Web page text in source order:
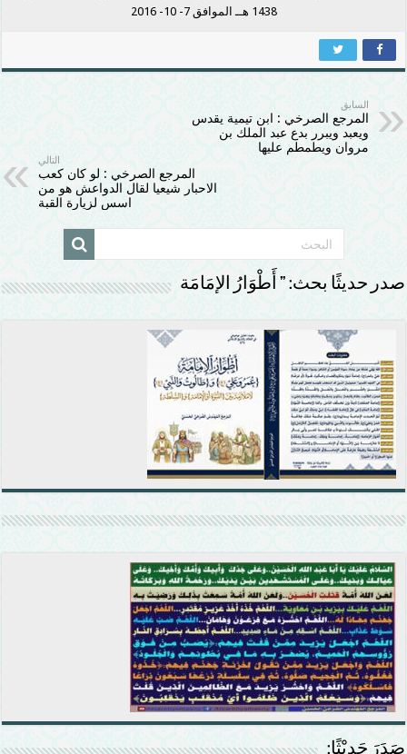
1438 هــ الموافق 7- 10- 2016
السابق
المرجع الصرخي : ابن تيمية يقدس
ويعبد ويبرر بدع عبد الملك بن
مروان ويطمطم عليها
التالي
المرجع الصرخي : لو كان كعب
الاحبار شيعيا لقال الدواعش هو من
اسس لزيارة القبة
صدر حديثًا بحث: ” أَطْوَارُ الإمَامَة
صَدَرَ حَدِيْثًا: